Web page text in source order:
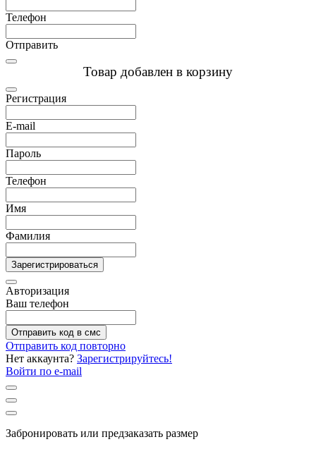
Телефон
Отправить
Товар добавлен в корзину
Регистрация
E-mail
Пароль
Телефон
Имя
Фамилия
Зарегистрироваться
Авторизация
Ваш телефон
Отправить код в смс
Отправить код повторно
Нет аккаунта? Зарегистрируйтесь!
Войти по e-mail
Забронировать или предзаказать размер